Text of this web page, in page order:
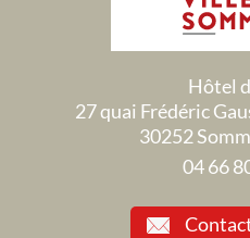
Hôtel
27 quai Frédéric
30252
04 66